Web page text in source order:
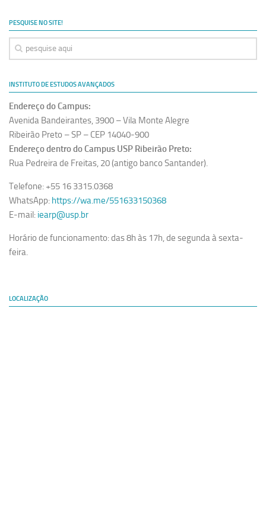
PESQUISE NO SITE!
INSTITUTO DE ESTUDOS AVANÇADOS
Endereço do Campus:
Avenida Bandeirantes, 3900 – Vila Monte Alegre
Ribeirão Preto – SP – CEP 14040-900
Endereço dentro do Campus USP Ribeirão Preto:
Rua Pedreira de Freitas, 20 (antigo banco Santander).
Telefone: +55 16 3315.0368
WhatsApp: https://wa.me/551633150368
E-mail: iearp@usp.br
Horário de funcionamento: das 8h às 17h, de segunda à sexta-
feira.
LOCALIZAÇÃO